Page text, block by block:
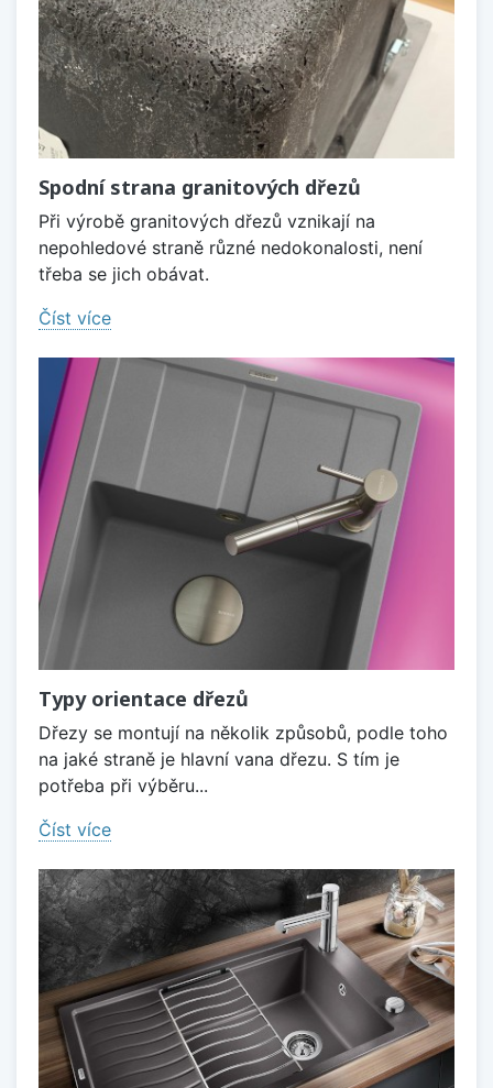
Spodní strana granitových dřezů
Při výrobě granitových dřezů vznikají na
nepohledové straně různé nedokonalosti, není
třeba se jich obávat.
Číst více
Typy orientace dřezů
Dřezy se montují na několik způsobů, podle toho
na jaké straně je hlavní vana dřezu. S tím je
potřeba při výběru...
Číst více